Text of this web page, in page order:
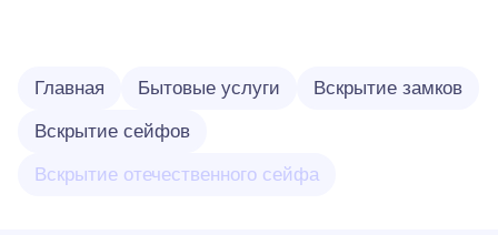
Главная Бытовые услуги Вскрытие замков
Вскрытие сейфов
Вскрытие отечественного сейфа